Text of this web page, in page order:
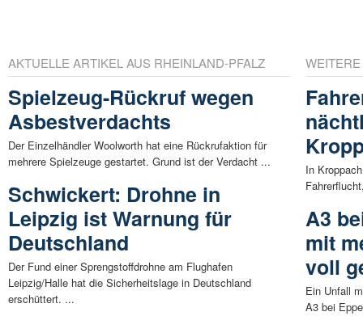
AKTUELLE ARTIKEL AUS RHEINLAND-PFALZ
Spielzeug-Rückruf wegen
Asbestverdachts
Der Einzelhändler Woolworth hat eine Rückrufaktion für
mehrere Spielzeuge gestartet. Grund ist der Verdacht ...
Schwickert: Drohne in
Leipzig ist Warnung für
Deutschland
Der Fund einer Sprengstoffdrohne am Flughafen
Leipzig/Halle hat die Sicherheitslage in Deutschland
erschüttert. ...
In
A3
mit
voll
Ein Unfall
A3 bei